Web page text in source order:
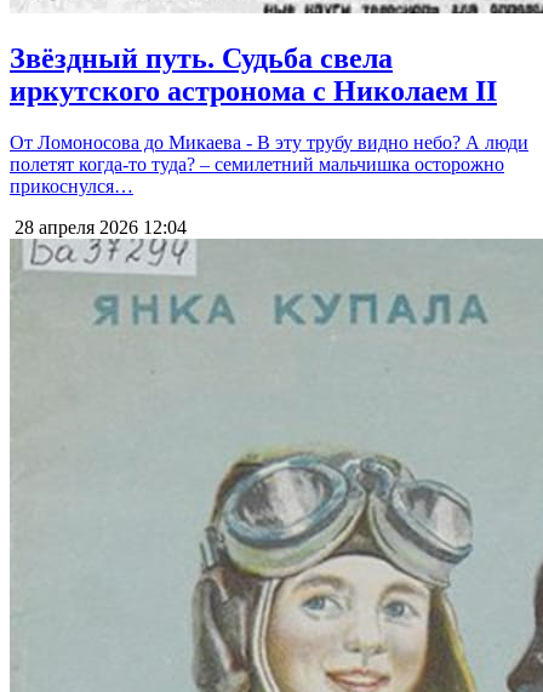
Звёздный путь. Судьба свела
иркутского астронома с Николаем II
От Ломоносова до Микаева - В эту трубу видно небо? А люди
полетят когда-то туда? – семилетний мальчишка осторожно
прикоснулся…
28 апреля 2026 12:04